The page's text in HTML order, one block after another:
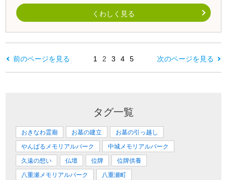
くわしく見る
前のページを見る 1 2 3 4 5 次のページを見る
タグ一覧
おきなわ霊廟 お墓の建立
お墓の引っ越し
やんばるメモリアルパーク
中城メモリアルパーク
久遠の想い
仏壇 位牌
位牌供養
八重瀬メモリアルパーク
八重瀬町